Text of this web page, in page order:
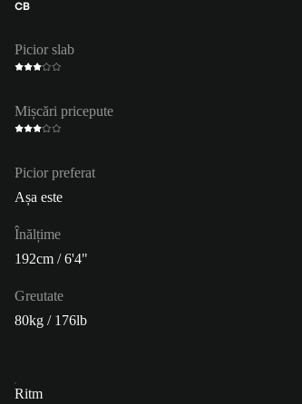
CB
Picior slab
Mișcări pricepute
Picior preferat
Așa este
Înălțime
192cm / 6'4"
Greutate
80kg / 176lb
Ritm